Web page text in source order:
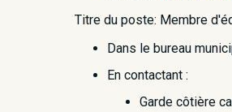
Titre du poste: Membre
Dans le bureau
En contactant :
Garde côtière